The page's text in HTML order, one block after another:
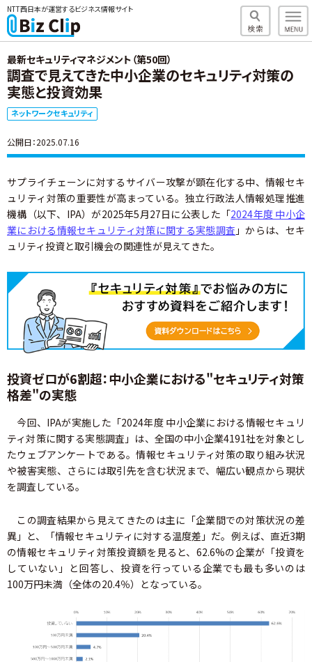
NTT西日本が運営するビジネス情報サイト
最新セキュリティマネジメント（第50回）
調査で見えてきた中小企業のセキュリティ対策の
実態と投資効果
ネットワークセキュリティ
公開日：2025.07.16
サプライチェーンに対するサイバー攻撃が顕在化する中、情報セキ
ュリティ対策の重要性が高まっている。独立行政法人情報処理推進
機構（以下、IPA）が2025年5月27日に公表した「2024年度 中小企
業における情報セキュリティ対策に関する実態調査 」からは、セキ
ュリティ投資と取引機会の関連性が見えてきた。
投資ゼロが6割超：中小企業における"セキュリティ対策
格差"の実態
今回、IPAが実施した「2024年度 中小企業における情報セキュリ
ティ対策に関する実態調査」は、全国の中小企業4191社を対象とし
たウェブアンケートである。情報セキュリティ対策の取り組み状況
や被害実態、さらには取引先を含む状況まで、幅広い観点から現状
を調査している。
この調査結果から見えてきたのは主に「企業間での対策状況の差
異」と、「情報セキュリティに対する温度差」だ。例えば、直近3期
の情報セキュリティ対策投資額を見ると、62.6%の企業が「投資を
していない」と回答し、投資を行っている企業でも最も多いのは
100万円未満（全体の20.4％）となっている。